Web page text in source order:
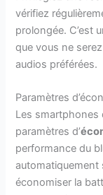
vérifiez
prolongée. C’est
que vous ne
audios préférées.
Paramètres
Les
paramètres d’
performance du
économiser la